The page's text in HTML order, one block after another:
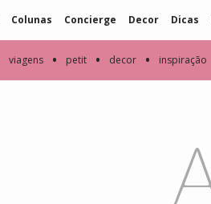
Colunas Concierge Decor Dicas
viagens • petit • decor • inspiração